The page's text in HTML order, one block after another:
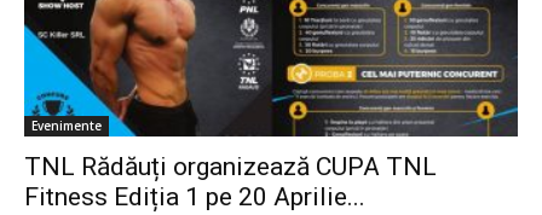
Evenimente
TNL Rădăuți organizează CUPA TNL
Fitness Ediția 1 pe 20 Aprilie...